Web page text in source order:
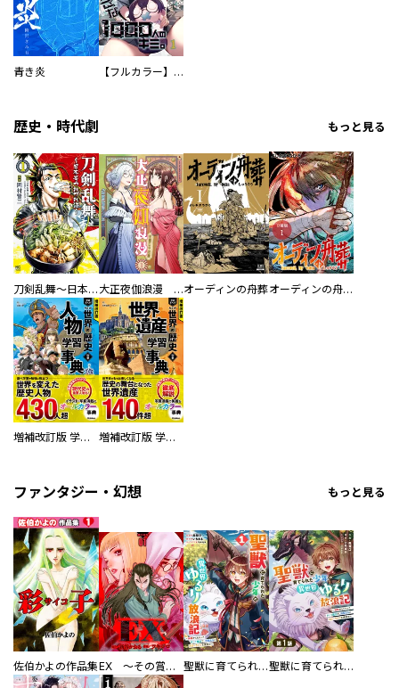
青き炎 【フルカラー】さよなら、私の大好きな１０００人のキミ。
歴史・時代劇 もっと見る
刀剣乱舞～日本号つれづれ酒～ 大正夜伽浪漫 －金曜日の花嫁—オーディンの舟葬 オーディンの舟葬 分冊版
増補改訂版 学研まんが NEW世界の歴史 別巻 人物学習事典 増補改訂版 学研まんが NEW世界の歴史 別巻 世界遺産学習事典
ファンタジー・幻想 もっと見る
佐伯かよの作品集 EX ～その賞金稼ぎは、世界の出口を探す～【単行本版】 聖獣に育てられた少年の異世界ゆるり放浪記～神様からもらったチート魔法で、仲間たちとスローライフを満喫中～ 聖獣に育てられた少年の異世界ゆるり放浪記～神様からもらったチート魔法で、仲間たちとスローライフを満喫中～【分冊版】